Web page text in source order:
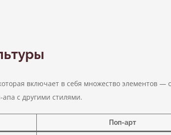
включает в себя множество элементов
с другими стилями.
Поп-арт